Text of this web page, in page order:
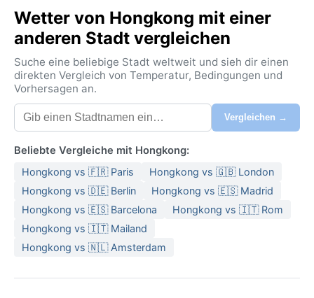
und zerklüfteten Küsten – ein faszinierendes
Nebeneinander von Urbanität und subtropischer
Natur.
Nach der Köppen-Klassifikation herrscht hier ein
feucht-subtropisches Klima mit trockenen Wintern
(Cwa). Die Sommer von Mai bis September sind heiß,
schwül und regenreich, mit
Luftfeuchtigkeit von oft über 80 Prozent. Packt am
besten leichte Baumwollkleidung, einen Regenschirm
und wasserdichte Schuhe ein. Die Winter von
Dezember bis Februar sind mild und angenehm
trocken, mit Temperaturen um 15 bis 20 °C – eine
dünne Jacke oder ein Pullover genügen. Der Frühling
bringt Nebel und wechselhaftes Wetter, während der
Wetter von Hongkong mit einer
anderen Stadt vergleichen
Suche eine beliebige Stadt weltweit und sieh dir einen
direkten Vergleich von Temperatur, Bedingungen und
Vorhersagen an.
Vergleichen →
Beliebte Vergleiche mit Hongkong:
Hongkong vs 🇫🇷 Paris
Hongkong vs 🇬🇧 London
Hongkong vs 🇩🇪 Berlin
Hongkong vs 🇪🇸 Madrid
Hongkong vs 🇪🇸 Barcelona
Hongkong vs 🇮🇹 Rom
Hongkong vs 🇮🇹 Mailand
Hongkong vs 🇳🇱 Amsterdam